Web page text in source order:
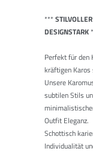
***
DESIGNSTARK
Perfekt für den
kräftigen Karos
Unsere Karo
subtilen Stils
Outfit Eleganz.
Schottisch
Individualität